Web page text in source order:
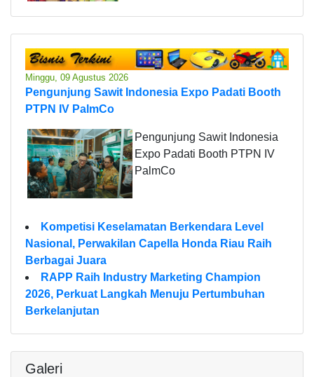
Minggu, 09 Agustus 2026
Pengunjung Sawit Indonesia Expo Padati Booth
PTPN IV PalmCo
Pengunjung Sawit Indonesia
Expo Padati Booth PTPN IV
PalmCo
Kompetisi Keselamatan Berkendara Level
Nasional, Perwakilan Capella Honda Riau Raih
Berbagai Juara
RAPP Raih Industry Marketing Champion
2026, Perkuat Langkah Menuju Pertumbuhan
Berkelanjutan
Galeri